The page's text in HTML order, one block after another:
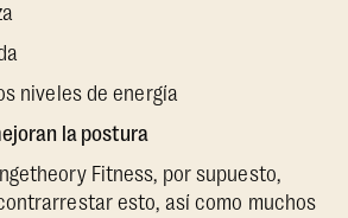
niveles de energía
la postura
Fitness, por supuesto,
esto, así como muchos